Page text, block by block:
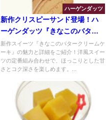
ハーゲンダッツ
新作クリスピーサンド登場！ハ
ーゲンダッツ『きなこのバター
クリームケーキ』の味や値段
は？
新作スイーツ『きなこのバタークリームケ
ーキ』の魅力と詳細をご紹介！洋風スイー
ツの定番組み合わせで、ほっこりとした甘
さとコク深さを楽しめます。...